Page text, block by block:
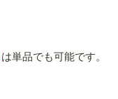
は単品でも可能です。